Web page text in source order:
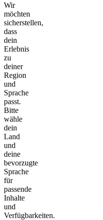
Wir
möchten
sicherstellen,
dass
dein
Erlebnis
zu
deiner
Region
und
Sprache
passt.
Bitte
wähle
dein
Land
und
deine
bevorzugte
Sprache
für
passende
Inhalte
und
Verfügbarkeiten.